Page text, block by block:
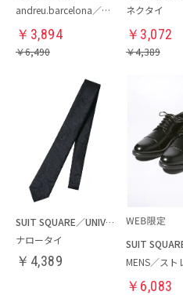
andreu.barcelona／ネクタイ
￥ 3,894
￥6,490
ネクタイ
￥ 3,072
￥4,389
SUIT SQUARE／UNIVERSAL LANGUAGE
ナロータイ
￥ 4,389
￥ 6,083